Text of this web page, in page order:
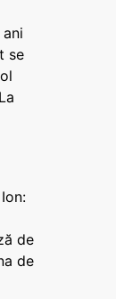
se
de
de